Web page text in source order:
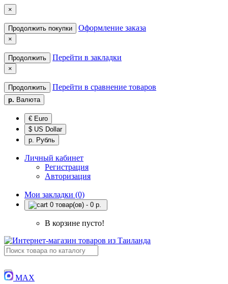
×
Продолжить покупки Оформление заказа
×
Продолжить Перейти в закладки
×
Продолжить Перейти в сравнение товаров
р. Валюта
€ Euro
$ US Dollar
р. Рубль
Личный кабинет
Регистрация
Авторизация
Мои закладки (0)
0 товар(ов) - 0 р.
В корзине пусто!
MAX